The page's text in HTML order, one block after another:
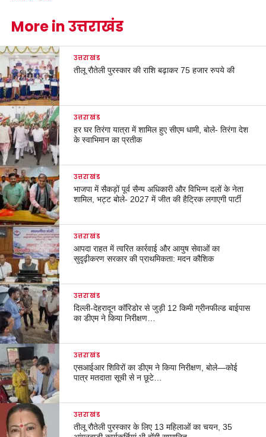
More in उत्तराखंड
उत्तराखंड
तीलू रौतेली पुरस्कार की राशि बढ़ाकर 75 हजार रुपये की
उत्तराखंड
हर घर तिरंगा यात्रा में शामिल हुए सीएम धामी, बोले- तिरंगा देश
के स्वाभिमान का प्रतीक
उत्तराखंड
भाजपा में सैकड़ों पूर्व सैन्य अधिकारी और विभिन्न दलों के नेता
शामिल, भट्ट बोले- 2027 में जीत की हैट्रिक लगाएगी पार्टी
उत्तराखंड
आपदा राहत में त्वरित कार्रवाई और आयुष सेवाओं का
सुदृढ़ीकरण सरकार की प्राथमिकता: मदन कौशिक
उत्तराखंड
दिल्ली-देहरादून कॉरिडोर से जुड़ी 12 किमी ग्रीनफील्ड बाईपास
का डीएम ने किया निरीक्षण…
उत्तराखंड
एसआईआर शिविरों का डीएम ने किया निरीक्षण, बोले—कोई
पात्र मतदाता सूची से न छूटे…
उत्तराखंड
तीलू रौतेली पुरस्कार के लिए 13 महिलाओं का चयन, 35